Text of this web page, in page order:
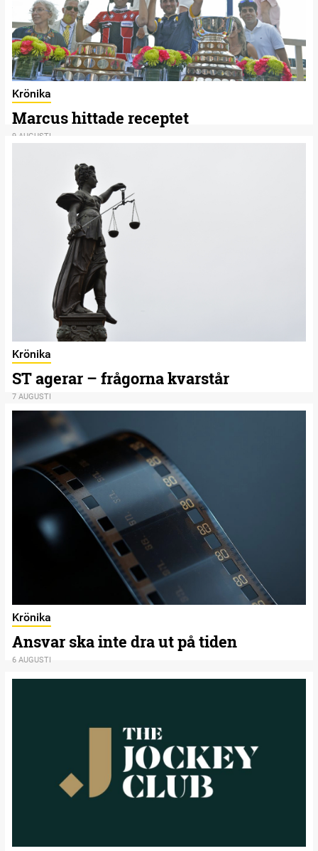
Krönika
Marcus hittade receptet
9 AUGUSTI
Krönika
ST agerar – frågorna kvarstår
7 AUGUSTI
Krönika
Ansvar ska inte dra ut på tiden
6 AUGUSTI